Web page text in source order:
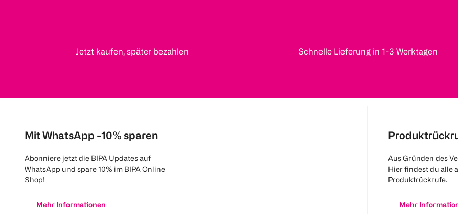
Jetzt kaufen, später bezahlen Schnelle Lieferung in 1-3 Werktagen
Mit WhatsApp -10% sparen
Abonniere jetzt die BIPA Updates auf
WhatsApp und spare 10% im BIPA Online
Shop!
Mehr Informationen
Aus Gründen des
Hier findest du alle
Produktrückrufe.
Mehr